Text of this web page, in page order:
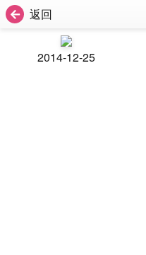
返回
2014-12-25